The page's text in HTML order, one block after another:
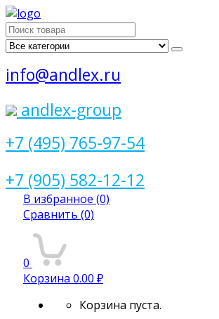
Поиск
для:
info@andlex.ru
andlex-group
+7 (495) 765-97-54
+7 (905) 582-12-12
В избранное (0)
Сравнить (0)
0
Корзина 0.00 ₽
Корзина пуста.